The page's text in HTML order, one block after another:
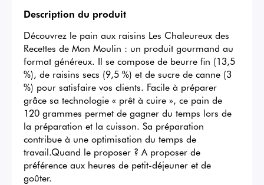
Description du produit
Découvrez le pain aux raisins Les Chaleureux des
Recettes de Mon Moulin : un produit gourmand au
format généreux. Il se compose de beurre fin (13,5
%), de raisins secs (9,5 %) et de sucre de canne (3
%) pour satisfaire vos clients. Facile à préparer
grâce sa technologie « prêt à cuire », ce pain de
120 grammes permet de gagner du temps lors de
la préparation et la cuisson. Sa préparation
contribue à une optimisation du temps de
travail.Quand le proposer ? A proposer de
préférence aux heures de petit-déjeuner et de
goûter.